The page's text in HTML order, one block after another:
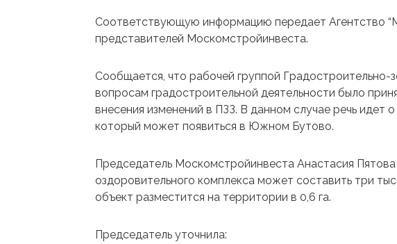
Соответствующую информацию передает Агентство
представителей Москомстройинвеста.
Сообщается, что рабочей группой Градостроительно-
вопросам градостроительной деятельности было
внесения изменений в ПЗЗ. В данном случае речь идет
который может появиться в Южном Бутово.
Председатель Москомстройинвеста Анастасия
оздоровительного комплекса может составить три
объект разместится на территории в 0,6 га.
Председатель уточнила: